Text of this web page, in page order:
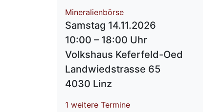
Mineralienbörse
Samstag 14.11.2026
10:00 – 18:00 Uhr
Volkshaus Keferfeld-Oed
Landwiedstrasse 65
4030 Linz
1 weitere Termine